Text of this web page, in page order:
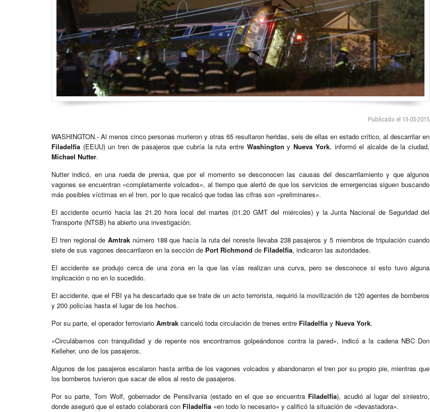
Publicado el 13-05-2015
WASHINGTON.- Al menos cinco personas murieron y otras 65 resultaron heridas, seis de ellas en estado crítico, al descarrilar en
Filadelfia (EEUU) un tren de pasajeros que cubría la ruta entre Washington yNueva York, informó el alcalde de la ciudad,
Michael Nutter.
Nutter indicó, en una rueda de prensa, que por el momento se desconocen las causas del descarrilamiento y que algunos
vagones se encuentran «completamente volcados», al tiempo que alertó de que los servicios de emergencias siguen buscando
más posibles víctimas en el tren, por lo que recalcó que todas las cifras son «preliminares».
El accidente ocurrió hacia las 21.20 hora local del martes (01.20 GMT del miércoles) y la Junta Nacional de Seguridad del
Transporte (NTSB) ha abierto una investigación.
El tren regional deAmtrak número 188 que hacía la ruta del noreste llevaba 238 pasajeros y 5 miembros de tripulación cuando
siete de sus vagones descarrilaron en la sección de Port Richmond de Filadelfia, indicaron las autoridades.
El accidente se produjo cerca de una zona en la que las vías realizan una curva, pero se desconoce si esto tuvo alguna
implicación o no en lo sucedido.
El accidente, que el FBI ya ha descartado que se trate de un acto terrorista, requirió la movilización de 120 agentes de bomberos
y 200 policías hasta el lugar de los hechos.
Por su parte, el operador ferroviario Amtrak canceló toda circulación de trenes entre Filadelfia y Nueva York.
«Circulábamos con tranquilidad y de repente nos encontramos golpeándonos contra la pared», indicó a la cadena NBC Don
Kelleher, uno de los pasajeros.
Algunos de los pasajeros escalaron hasta arriba de los vagones volcados y abandonaron el tren por su propio pie, mientras que
los bomberos tuvieron que sacar de ellos al resto de pasajeros.
Por su parte, Tom Wolf, gobernador de Pensilvania (estado en el que se encuentra Filadelfia), acudió al lugar del siniestro,
donde aseguró que el estado colaborará con Filadelfia «en todo lo necesario» y calificó la situación de «devastadora».